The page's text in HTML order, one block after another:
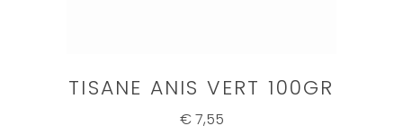
TISANE ANIS VERT 100GR
€ 7,55